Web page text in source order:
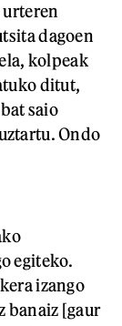
urteren
dagoen
kolpeak
ditut,
saio
Ondo
egiteko.
izango
banaiz [gaur